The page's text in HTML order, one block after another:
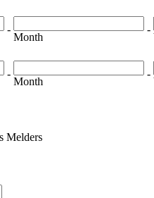
-
Month
-
-
Month
-
Melders